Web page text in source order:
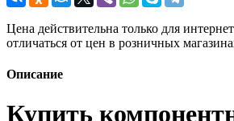
Цена действительна только для
отличаться от цен в розничных
Описание
Купить